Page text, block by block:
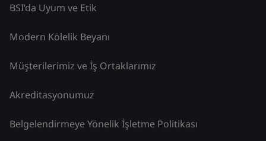
BSI’da Uyum ve Etik
Modern Kölelik Beyanı
Müşterilerimiz ve İş Ortaklarımız
Akreditasyonumuz
Belgelendirmeye Yönelik İşletme Politikası